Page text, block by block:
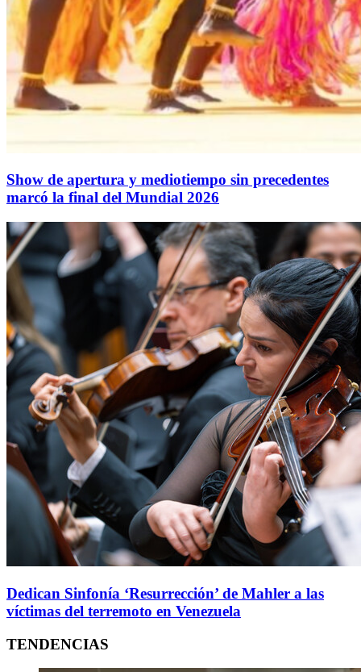
Show de apertura y mediotiempo sin precedentes
marcó la final del Mundial 2026
Dedican Sinfonía ‘Resurrección’ de Mahler a las
víctimas del terremoto en Venezuela
TENDENCIAS